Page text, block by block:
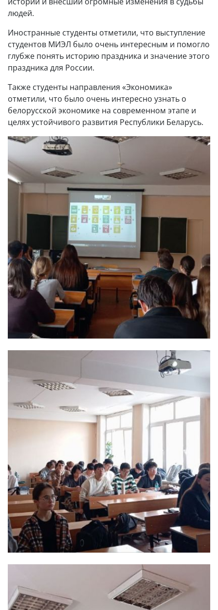
людей.
Иностранные студенты отметили, что выступление
студентов МИЭЛ было очень интересным и помогло
глубже понять историю праздника и значение этого
праздника для России.
Также студенты направления «Экономика»
отметили, что было очень интересно узнать о
белорусской экономике на современном этапе и
целях устойчивого развития Республики Беларусь.